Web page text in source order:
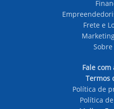
Frete e
Fale com
Termos
Política de
Política